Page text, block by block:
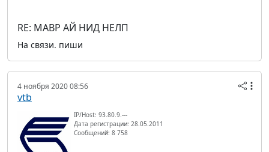
RE: МАВР АЙ НИД НЕЛП
На связи. пиши
4 ноября 2020 08:56
vtb
IP/Host: 93.80.9.---
Дата регистрации: 28.05.2011
Сообщений: 8 758